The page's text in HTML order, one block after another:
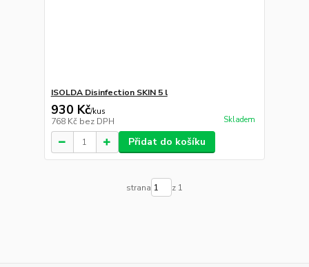
ISOLDA Disinfection SKIN 5 l
930 Kč/kus
768 Kč bez DPH Skladem
Přidat do košíku
strana z 1